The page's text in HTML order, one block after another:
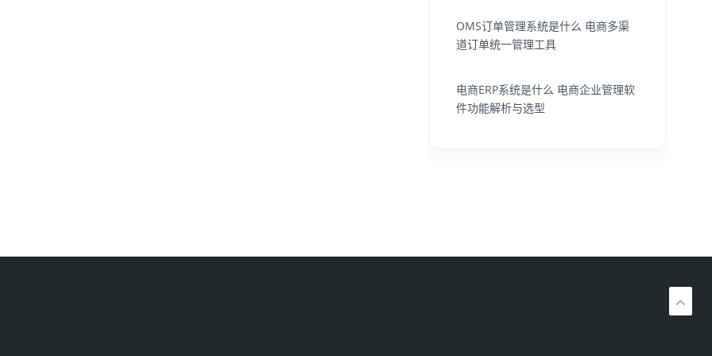
OMS订单管理系统是什么 电商多渠
道订单统一管理工具
电商ERP系统是什么 电商企业管理软
件功能解析与选型